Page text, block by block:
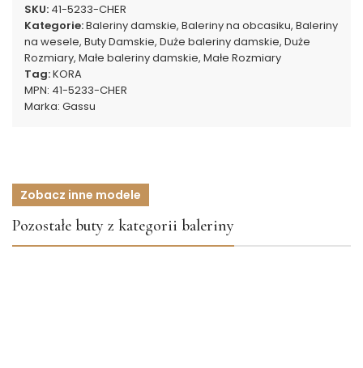
SKU: 41-5233-CHER
Kategorie:Baleriny damskie, Baleriny na obcasiku, Baleriny
na wesele, Buty Damskie, Duże baleriny damskie, Duże
Rozmiary, Małe baleriny damskie, Małe Rozmiary
Tag:KORA
MPN: 41-5233-CHER
Marka: Gassu
Zobacz inne modele
Pozostałe buty z kategorii baleriny